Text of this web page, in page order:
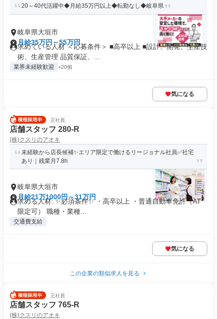
20～40代活躍中◆月給35万円以上◆転勤なし◆岐阜県
岐阜県大垣市
月給35万円～55万円
求めている人材 ＜応募条件＞ ■高卒以上 ■設計、開発、生産技
術、生産管理 品質保証、...
業界未経験歓迎 +20個
気になる
正社員
店舗スタッフ 280-R
(株)クスリのアオキ
未経験から店長候補✨エリア限定で働けるリージョナル社員✅社宅
あり｜残業月7.8h
岐阜県大垣市
月給21万1000円～31万円
求める人材: ✨必須条件✨ ・高卒以上 ・普通自動車免許（AT
限定可） 職種・業種...
交通費支給
気になる
この企業の類似求人を見る
正社員
店舗スタッフ 765-R
(株)クスリのアオキ